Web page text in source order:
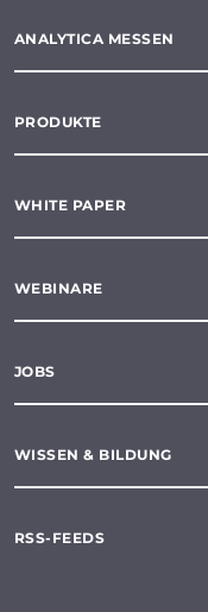
ANALYTICA MESSEN
PRODUKTE
WHITE PAPER
WEBINARE
JOBS
WISSEN & BILDUNG
RSS-FEEDS